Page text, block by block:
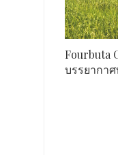
Fourbuta
บรรยากา